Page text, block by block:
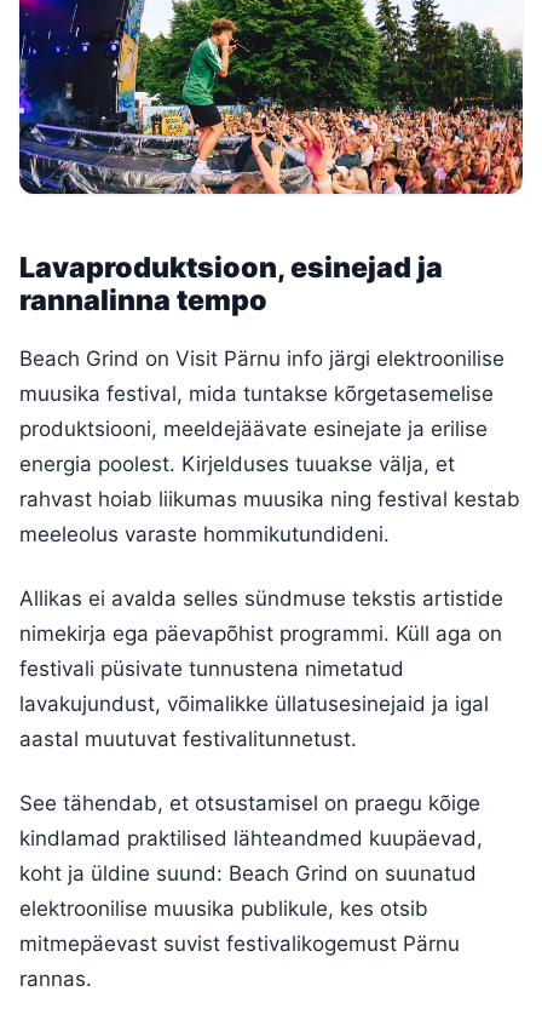
Lavaproduktsioon, esinejad ja
rannalinna tempo
Beach Grind on Visit Pärnu info järgi elektroonilise
muusika festival, mida tuntakse kõrgetasemelise
produktsiooni, meeldejäävate esinejate ja erilise
energia poolest. Kirjelduses tuuakse välja, et
rahvast hoiab liikumas muusika ning festival kestab
meeleolus varaste hommikutundideni.
Allikas ei avalda selles sündmuse tekstis artistide
nimekirja ega päevapõhist programmi. Küll aga on
festivali püsivate tunnustena nimetatud
lavakujundust, võimalikke üllatusesinejaid ja igal
aastal muutuvat festivalitunnetust.
See tähendab, et otsustamisel on praegu kõige
kindlamad praktilised lähteandmed kuupäevad,
koht ja üldine suund: Beach Grind on suunatud
elektroonilise muusika publikule, kes otsib
mitmepäevast suvist festivalikogemust Pärnu
rannas.